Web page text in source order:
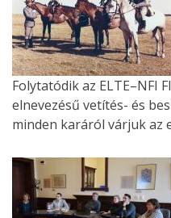
Folytatódik az ELTE–NFI
elnevezésű vetítés- és
minden karáról várjuk az